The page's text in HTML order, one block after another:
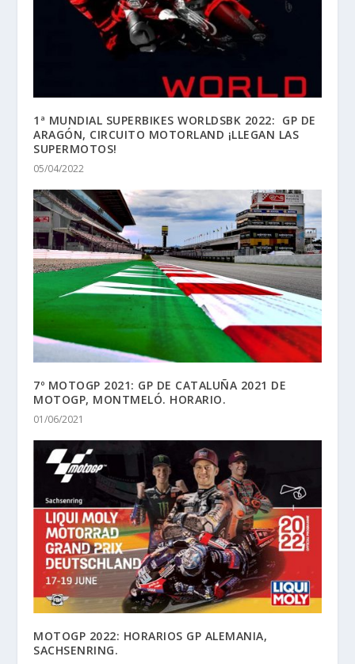
1ª MUNDIAL SUPERBIKES WORLDSBK 2022: GP DE
ARAGÓN, CIRCUITO MOTORLAND ¡LLEGAN LAS
SUPERMOTOS!
05/04/2022
7º MOTOGP 2021: GP DE CATALUÑA 2021 DE
MOTOGP, MONTMELÓ. HORARIO.
01/06/2021
MOTOGP 2022: HORARIOS GP ALEMANIA,
SACHSENRING.